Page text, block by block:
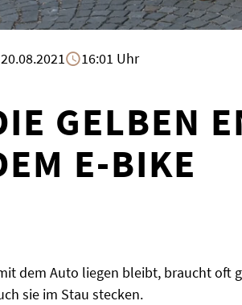
20.08.2021 16:01 Uhr
GELBEN
E-BIKE
dem Auto liegen bleibt, braucht oft
sie im Stau stecken.